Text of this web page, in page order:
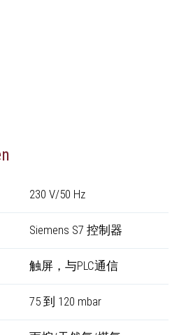
230 V/50 Hz
Siemens S7 控制器
触屏，与PLC通信
75 到 120 mbar